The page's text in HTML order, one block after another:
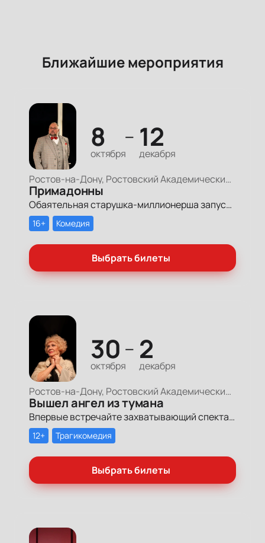
Ближайшие мероприятия
8
октября
— 12
декабря
Ростов-на-Дону, Ростовский Академический Театр Драмы, Большая сцена
Примадонны
Обаятельная старушка-миллионерша запускает грандиозный поиск своих долгопотерянных племянниц, чтобы открыть им двери в мир богатства и оставить в наследство свои миллионы.
16+ Комедия
Выбрать билеты
30
октября
— 2
декабря
Ростов-на-Дону, Ростовский Академический Театр Драмы, Малая сцена
Вышел ангел из тумана
Впервые встречайте захватывающий спектакль, где смех и слезы смешиваются в одном дыхании, погружая вас в удивительную историю, где каждый образ отражает частичку нашей с вами жизни, семьи и дружбы.
12+ Трагикомедия
Выбрать билеты